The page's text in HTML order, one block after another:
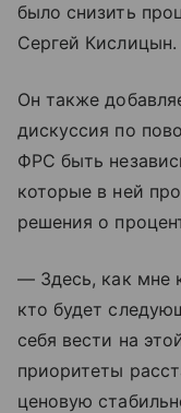
было снизить
Сергей Кислицын.
Он также
дискуссия по
ФРС быть
которые в ней
решения о
— Здесь, как мне
кто будет
себя вести на
приоритеты
ценовую